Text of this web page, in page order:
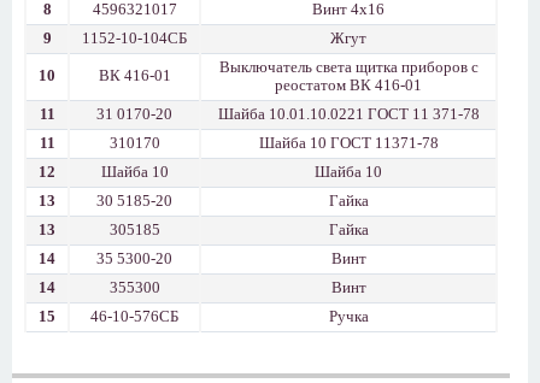
8
4596321017
Винт 4x16
9
1152-10-104СБ Жгут
10 ВК 416-01
Выключатель света щитка приборов с
реостатом ВК 416-01
11
31 0170-20
Шайба 10.01.10.0221 ГОСТ 11 371-78
11
310170
Шайба 10 ГОСТ 11371-78
12
Шайба 10
Шайба 10
13
30 5185-20
Гайка
13
305185
Гайка
14
35 5300-20
Винт
14
355300
Винт
15
46-10-576СБ Ручка